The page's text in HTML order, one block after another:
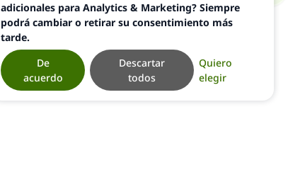
adicionales para Analytics & Marketing? Siempre
podrá cambiar o retirar su consentimiento más
tarde.
Quiero
elegir
Descartar
todos
De
acuerdo